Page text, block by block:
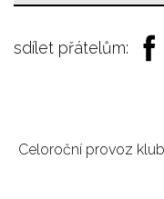
sdílet přátelům:
Celoroční provoz